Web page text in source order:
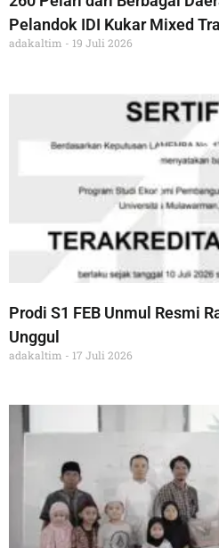
Pelandok IDI Kukar Mixed
adakaltim 19 Juli 2026
Prodi S1 FEB Unmul Resmi
Unggul
adakaltim 17 Juli 2026